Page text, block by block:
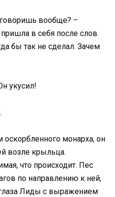
вообще? –
пришла в себя после слов
бы так не сделал. Зачем
укусил!
оскорбленного монарха, он
возле крыльца.
что происходит. Пес
по направлению к ней,
Лиды с выражением